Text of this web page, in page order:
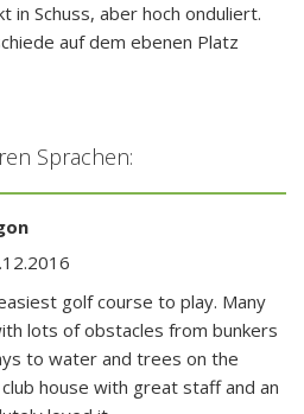
in Schuss, aber hoch onduliert.
auf dem ebenen Platz
Sprachen:
golf course to play. Many
lots of obstacles from bunkers
to water and trees on the
house with great staff and an